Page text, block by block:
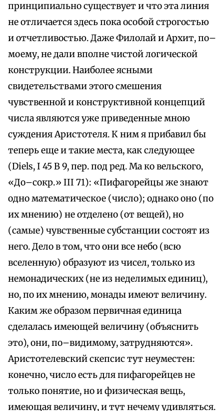
принципиально существует и что эта линия
не отличается здесь пока особой строгостью
и отчетливостью. Даже Филолай и Архит, по–
моему, не дали вполне чистой логической
конструкции. Наиболее ясными
свидетельствами этого смешения
чувственной и конструктивной концепций
числа являются уже приведенные мною
суждения Аристотеля. К ним я прибавил бы
теперь еще и такие места, как следующее
(Diels, I 45 В 9, пер. под ред. Ма ко вельского,
«До–сокр.» III 71): «Пифагорейцы же знают
одно математическое (число); однако оно (по
их мнению) не отделено (от вещей), но
(самые) чувственные субстанции состоят из
него. Дело в том, что они все небо (всю
вселенную) образуют из чисел, только из
немонадических (не из неделимых единиц),
но, по их мнению, монады имеют величину.
Каким же образом первичная единица
сделалась имеющей величину (объяснить
это), они, по–видимому, затрудняются».
Аристотелевский скепсис тут неуместен:
конечно, число есть для пифагорейцев не
только понятие, но и физическая вещь,
имеющая величину, и тут нечему удивляться.